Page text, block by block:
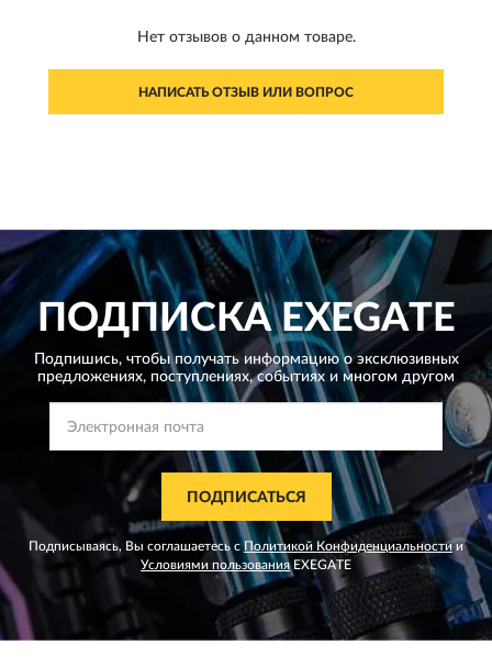
Нет отзывов о данном товаре.
НАПИСАТЬ ОТЗЫВ ИЛИ ВОПРОС
ПОДПИСКАEXEGATE
Подпишись, чтобы получать информацию о эксклюзивных
предложениях, поступлениях, событиях и многом другом
ПОДПИСАТЬСЯ
Подписываясь, Вы соглашаетесь сПолитикой Конфиденциальности и
Условиями пользованияEXEGATE